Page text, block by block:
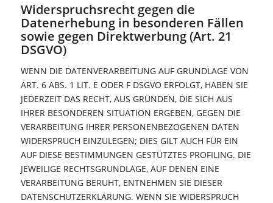
Widerspruchsrecht gegen die
Datenerhebung in besonderen Fällen
sowie gegen Direktwerbung (Art. 21
DSGVO)
WENN DIE DATENVERARBEITUNG AUF GRUNDLAGE VON
ART. 6 ABS. 1 LIT. E ODER F DSGVO ERFOLGT, HABEN SIE
JEDERZEIT DAS RECHT, AUS GRÜNDEN, DIE SICH AUS
IHRER BESONDEREN SITUATION ERGEBEN, GEGEN DIE
VERARBEITUNG IHRER PERSONENBEZOGENEN DATEN
WIDERSPRUCH EINZULEGEN; DIES GILT AUCH FÜR EIN
AUF DIESE BESTIMMUNGEN GESTÜTZTES PROFILING. DIE
JEWEILIGE RECHTSGRUNDLAGE, AUF DENEN EINE
VERARBEITUNG BERUHT, ENTNEHMEN SIE DIESER
DATENSCHUTZERKLÄRUNG. WENN SIE WIDERSPRUCH